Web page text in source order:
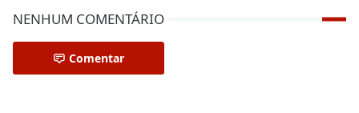
NENHUM COMENTÁRIO
Comentar